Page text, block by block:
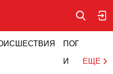
ПОГОДА
И ЕЩЕ